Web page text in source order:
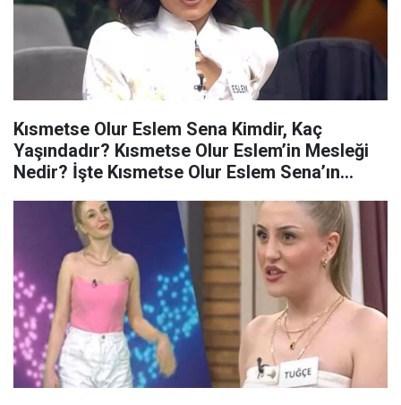
Kısmetse Olur Eslem Sena Kimdir, Kaç
Yaşındadır? Kısmetse Olur Eslem’in Mesleği
Nedir? İşte Kısmetse Olur Eslem Sena’ın